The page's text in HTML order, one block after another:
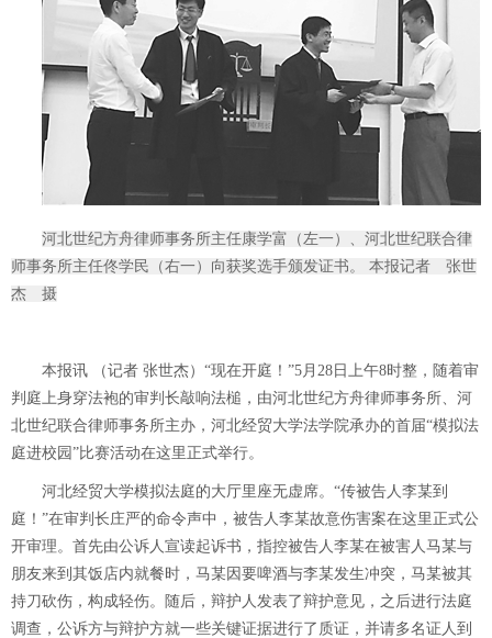
河北世纪方舟律师事务所主任康学富（左一）、河北世纪联合律
师事务所主任佟学民（右一）向获奖选手颁发证书。 本报记者 张世
杰 摄
本报讯 （记者 张世杰）“现在开庭！”5月28日上午8时整，随着审
判庭上身穿法袍的审判长敲响法槌，由河北世纪方舟律师事务所、河
北世纪联合律师事务所主办，河北经贸大学法学院承办的首届“模拟法
庭进校园”比赛活动在这里正式举行。
河北经贸大学模拟法庭的大厅里座无虚席。“传被告人李某到
庭！”在审判长庄严的命令声中，被告人李某故意伤害案在这里正式公
开审理。首先由公诉人宣读起诉书，指控被告人李某在被害人马某与
朋友来到其饭店内就餐时，马某因要啤酒与李某发生冲突，马某被其
持刀砍伤，构成轻伤。随后，辩护人发表了辩护意见，之后进行法庭
调查，公诉方与辩护方就一些关键证据进行了质证，并请多名证人到